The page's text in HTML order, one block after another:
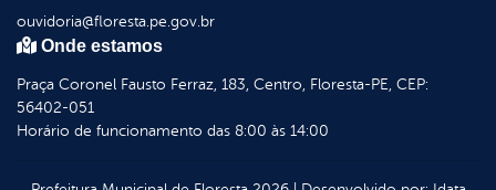
ouvidoria@floresta.pe.gov.br
Onde estamos
Praça Coronel Fausto Ferraz, 183, Centro, Floresta-PE, CEP:
56402-051
Horário de funcionamento das 8:00 às 14:00